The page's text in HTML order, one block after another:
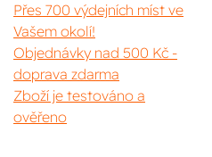
Přes 700 výdejních míst ve
Vašem okolí!
Objednávky nad 500 Kč -
doprava zdarma
Zboží je testováno a
ověřeno